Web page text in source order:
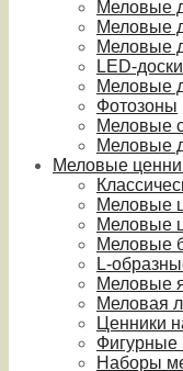
Меловые
Меловые
Меловые
LED-доски
Меловые
Фотозоны
Меловые
Меловые
Меловые
Меловые
Меловые
Меловые
L-
Меловые
Меловая
Ценники
Фигурные
Наборы